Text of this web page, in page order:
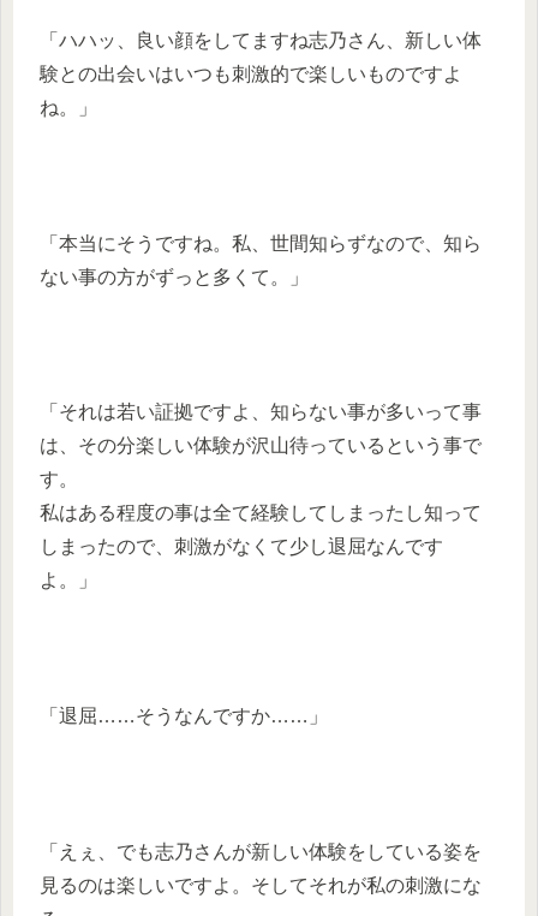
「ハハッ、良い顔をしてますね志乃さん、新しい体
験との出会いはいつも刺激的で楽しいものですよ
ね。」
「本当にそうですね。私、世間知らずなので、知ら
ない事の方がずっと多くて。」
「それは若い証拠ですよ、知らない事が多いって事
は、その分楽しい体験が沢山待っているという事で
す。
私はある程度の事は全て経験してしまったし知って
しまったので、刺激がなくて少し退屈なんです
よ。」
「退屈……そうなんですか……」
「えぇ、でも志乃さんが新しい体験をしている姿を
見るのは楽しいですよ。そしてそれが私の刺激にな